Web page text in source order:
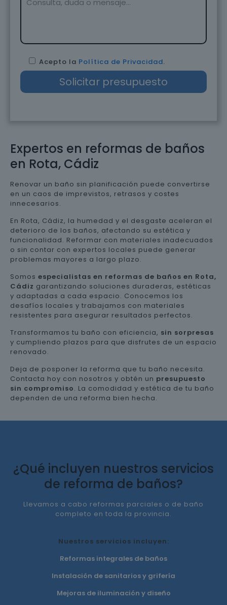
Expertos en reformas de baños
en Rota, Cádiz
Renovar un baño sin planificación puede convertirse
en un caos de imprevistos, retrasos y costes
innecesarios.
En Rota, Cádiz, la humedad y el desgaste aceleran el
deterioro de los baños, afectando su estética y
funcionalidad. Reformar con materiales inadecuados
o sin contar con expertos locales puede generar
problemas mayores a largo plazo.
Somos especialistas en reformas de baños en Rota,
Cádiz garantizando soluciones duraderas, estéticas
y adaptadas a cada espacio. Conocemos los
desafíos locales y trabajamos con materiales
resistentes para asegurar resultados perfectos.
Transformamos tu baño con eficiencia, sin sorpresas
y cumpliendo plazos para que disfrutes de un espacio
renovado.
Deja de posponer la reforma que tu baño necesita.
Contacta hoy con nosotros y obtén un presupuesto
sin compromiso. La comodidad y estética de tu baño
dependen de una reforma bien hecha.
Acepto la Política de Privacidad.
¿Qué incluyen nuestros servicios
de reforma de baños?
Llevamos a cabo reformas parciales o de baño
completo en toda la provincia.
Nuestros servicios incluyen:
Reformas integrales de baños
Instalación de sanitarios y grifería
Mejoras de iluminación y diseño